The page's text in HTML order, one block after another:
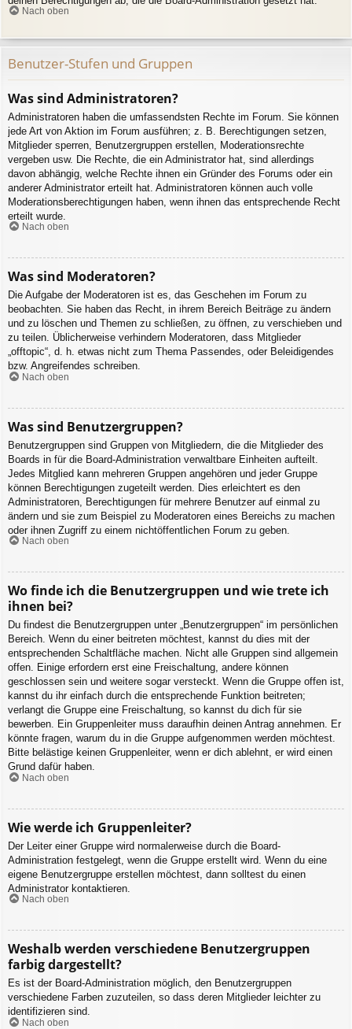
Nach oben
Benutzer-Stufen und Gruppen
Was sind Administratoren?
Administratoren haben die umfassendsten Rechte im Forum. Sie können
jede Art von Aktion im Forum ausführen; z. B. Berechtigungen setzen,
Mitglieder sperren, Benutzergruppen erstellen, Moderationsrechte
vergeben usw. Die Rechte, die ein Administrator hat, sind allerdings
davon abhängig, welche Rechte ihnen ein Gründer des Forums oder ein
anderer Administrator erteilt hat. Administratoren können auch volle
Moderationsberechtigungen haben, wenn ihnen das entsprechende Recht
erteilt wurde.
Nach oben
Was sind Moderatoren?
Die Aufgabe der Moderatoren ist es, das Geschehen im Forum zu
beobachten. Sie haben das Recht, in ihrem Bereich Beiträge zu ändern
und zu löschen und Themen zu schließen, zu öffnen, zu verschieben und
zu teilen. Üblicherweise verhindern Moderatoren, dass Mitglieder
„offtopic“, d. h. etwas nicht zum Thema Passendes, oder Beleidigendes
bzw. Angreifendes schreiben.
Nach oben
Was sind Benutzergruppen?
Benutzergruppen sind Gruppen von Mitgliedern, die die Mitglieder des
Boards in für die Board-Administration verwaltbare Einheiten aufteilt.
Jedes Mitglied kann mehreren Gruppen angehören und jeder Gruppe
können Berechtigungen zugeteilt werden. Dies erleichtert es den
Administratoren, Berechtigungen für mehrere Benutzer auf einmal zu
ändern und sie zum Beispiel zu Moderatoren eines Bereichs zu machen
oder ihnen Zugriff zu einem nichtöffentlichen Forum zu geben.
Nach oben
Wo finde ich die Benutzergruppen und wie trete ich
ihnen bei?
Du findest die Benutzergruppen unter „Benutzergruppen“ im persönlichen
Bereich. Wenn du einer beitreten möchtest, kannst du dies mit der
entsprechenden Schaltfläche machen. Nicht alle Gruppen sind allgemein
offen. Einige erfordern erst eine Freischaltung, andere können
geschlossen sein und weitere sogar versteckt. Wenn die Gruppe offen ist,
kannst du ihr einfach durch die entsprechende Funktion beitreten;
verlangt die Gruppe eine Freischaltung, so kannst du dich für sie
bewerben. Ein Gruppenleiter muss daraufhin deinen Antrag annehmen. Er
könnte fragen, warum du in die Gruppe aufgenommen werden möchtest.
Bitte belästige keinen Gruppenleiter, wenn er dich ablehnt, er wird einen
Grund dafür haben.
Nach oben
Wie werde ich Gruppenleiter?
Der Leiter einer Gruppe wird normalerweise durch die Board-
Administration festgelegt, wenn die Gruppe erstellt wird. Wenn du eine
eigene Benutzergruppe erstellen möchtest, dann solltest du einen
Administrator kontaktieren.
Nach oben
Weshalb werden verschiedene Benutzergruppen
farbig dargestellt?
Es ist der Board-Administration möglich, den Benutzergruppen
verschiedene Farben zuzuteilen, so dass deren Mitglieder leichter zu
identifizieren sind.
Nach oben